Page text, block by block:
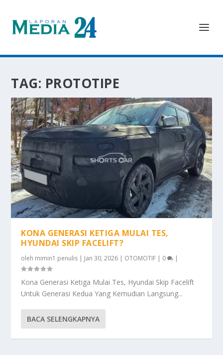
TAG: PROTOTIPE
KONA GENERASI KETIGA MULAI TES,
HYUNDAI SKIP FACELIFT?
oleh mimin1 penulis | Jan 30, 2026 | OTOMOTIF | 0 |
Kona Generasi Ketiga Mulai Tes, Hyundai Skip Facelift
Untuk Generasi Kedua Yang Kemudian Langsung...
BACA SELENGKAPNYA